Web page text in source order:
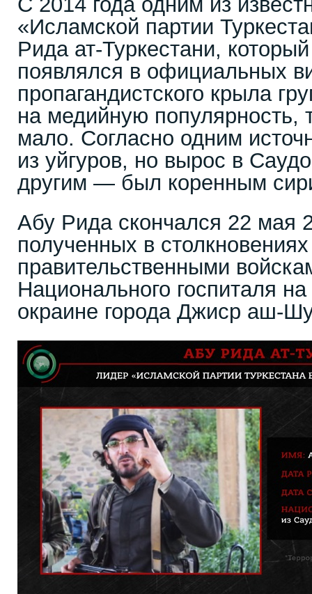
«Исламской партии
Рида ат-Туркестани,
появлялся в официальных
пропагандистского крыла
на медийную популярность,
мало. Согласно одним
из уйгуров, но вырос в
другим — был коренным
Абу Рида скончался 22 мая
полученных в
правительственными
Национального госпиталя
окраине города Джиср аш-